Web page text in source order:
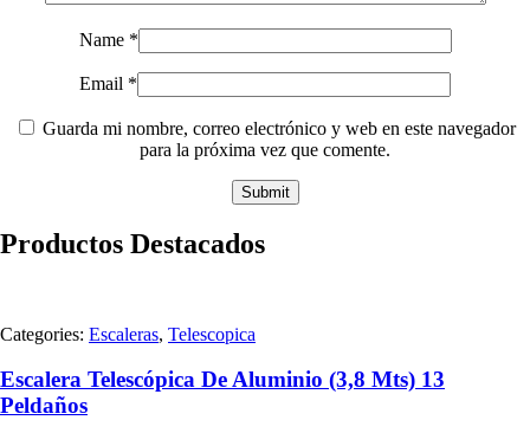
Name *
Email *
Guarda mi nombre, correo electrónico y web en este navegador
para la próxima vez que comente.
Productos Destacados
Categories: Escaleras, Telescopica
Escalera Telescópica De Aluminio (3,8 Mts) 13
Peldaños